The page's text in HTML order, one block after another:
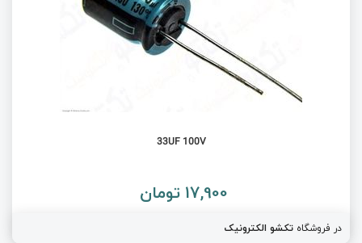
33UF 100V
17,900 تومان
در فروشگاه تکشو الکترونیک